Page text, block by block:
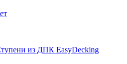
из ДПК EasyDecking